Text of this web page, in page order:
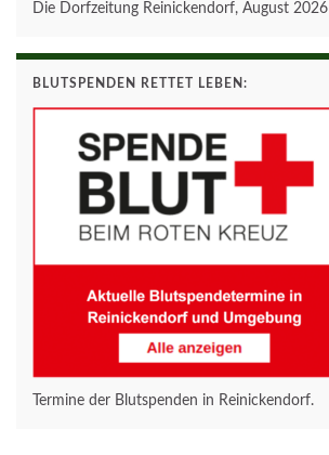
Die Dorfzeitung Reinickendorf, August 2026
BLUTSPENDEN RETTET LEBEN:
Termine der Blutspenden in Reinickendorf.